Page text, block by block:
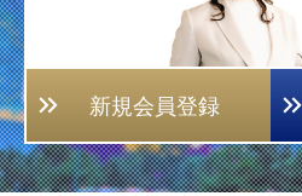
新規会員登録